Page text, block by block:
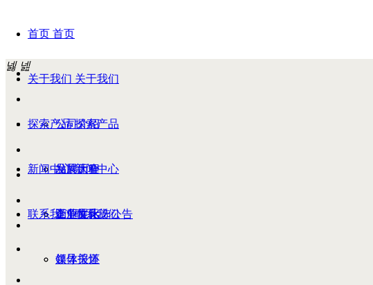
首页 首页
关于我们 关于我们
公司介绍
发展历程
企业文化
领导关怀
探索产品 探索产品
品牌大全
工厂展示
新闻中心 新闻中心
竞争性比选公告
媒体报道
联系我们 联系我们
넳 넲